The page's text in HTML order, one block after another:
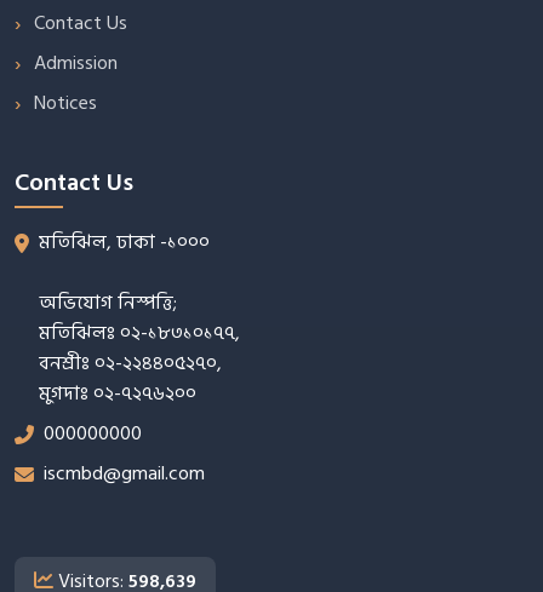
Contact Us
Admission
Notices
Contact Us
মতিঝিল, ঢাকা -১০০০
অভিযোগ নিস্পত্তি;
মতিঝিলঃ ০২-১৮৩১০১৭৭,
বনশ্রীঃ ০২-২২৪৪০৫২৭০,
মুগদাঃ ০২-৭২৭৬২০০
000000000
iscmbd@gmail.com
Visitors:598,639